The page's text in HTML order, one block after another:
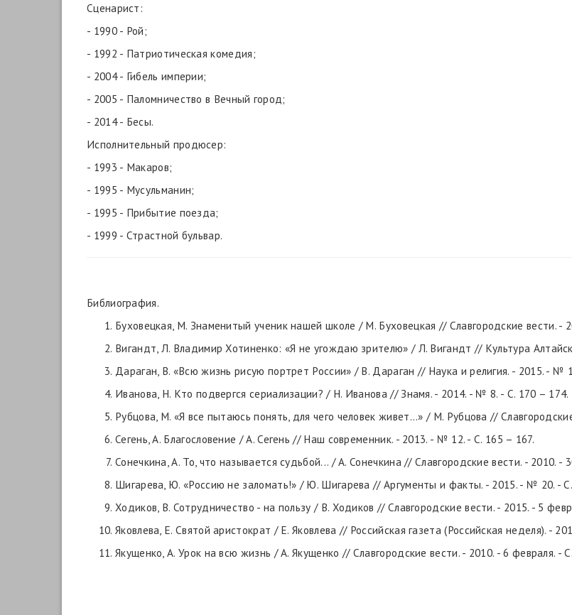
Сценарист:
- 1990 - Рой;
- 1992 - Патриотическая комедия;
- 2004 - Гибель империи;
- 2005 - Паломничество в Вечный город;
- 2014 - Бесы.
Исполнительный продюсер:
- 1993 - Макаров;
- 1995 - Мусульманин;
- 1995 - Прибытие поезда;
- 1999 - Страстной бульвар.
Библиография.
Буховецкая, М. Знаменитый ученик нашей школе / М. Буховецкая // Славгородские вести. -
Вигандт, Л. Владимир Хотиненко: «Я не угождаю зрителю» / Л. Вигандт // Культура
Дараган, В. «Всю жизнь рисую портрет России» / В. Дараган // Наука и религия. - 2015. - №
Иванова, Н. Кто подвергся сериализации? / Н. Иванова // Знамя. - 2014. - № 8. - С. 170 – 174.
Рубцова, М. «Я все пытаюсь понять, для чего человек живет...» / М. Рубцова //
Сегень, А. Благословение / А. Сегень // Наш современник. - 2013. - № 12. - С. 165 – 167.
Сонечкина, А. То, что называется судьбой... / А. Сонечкина // Славгородские вести. - 2010. -
Шигарева, Ю. «Россию не заломать!» / Ю. Шигарева // Аргументы и факты. - 2015. - № 20. -
Ходиков, В. Сотрудничество - на пользу / В. Ходиков // Славгородские вести. - 2015. - 5
Яковлева, Е. Святой аристократ / Е. Яковлева // Российская газета (Российская неделя). -
Якущенко, А. Урок на всю жизнь / А. Якущенко // Славгородские вести. - 2010. - 6 февраля. -